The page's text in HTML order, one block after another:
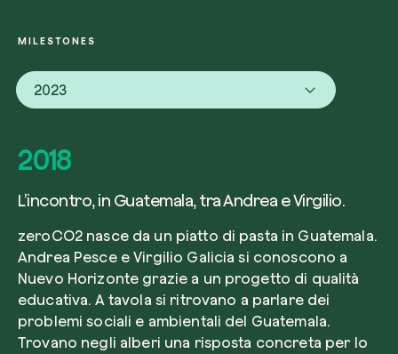
MILESTONES
2023
2018
L’incontro, in Guatemala, tra Andrea e Virgilio.
zeroCO2 nasce da un piatto di pasta in Guatemala.
Andrea Pesce e Virgilio Galicia si conoscono a
Nuevo Horizonte grazie a un progetto di qualità
educativa. A tavola si ritrovano a parlare dei
problemi sociali e ambientali del Guatemala.
Trovano negli alberi una risposta concreta per lo